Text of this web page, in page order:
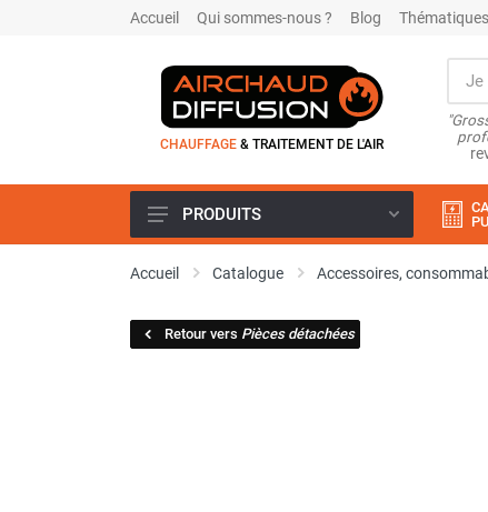
Accueil Qui sommes-nous ? Blog Thématiques
CHAUFFAGE & TRAITEMENT DE L'AIR
Climatiseur
Climatiseur mobile résidentiel et
PRODUITS
Accueil Catalogue Accessoires,
Retour vers Pièces détachées